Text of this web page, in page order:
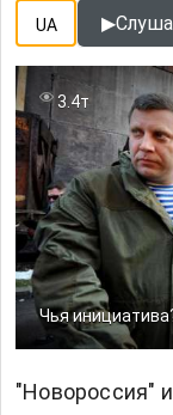
UA ▶
Чья
3.4т
"Новороссия"